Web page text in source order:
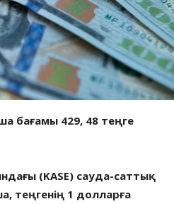
бағамы 429, 48 теңге
(KASE) сауда-саттық
теңгенің 1 долларға